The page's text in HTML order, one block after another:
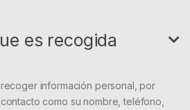
es recogida
información personal, por
como su nombre, teléfono,